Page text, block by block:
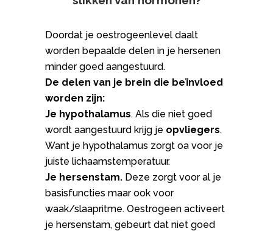
Doordat je oestrogeenlevel daalt
worden bepaalde delen in je hersenen
minder goed aangestuurd.
De delen van je brein die beïnvloed
worden zijn:
Je hypothalamus. Als die niet goed
wordt aangestuurd krijg je opvliegers.
Want je hypothalamus zorgt oa voor je
juiste lichaamstemperatuur.
Je hersenstam. Deze zorgt voor al je
basisfuncties maar ook voor
waak/slaapritme. Oestrogeen activeert
je hersenstam, gebeurt dat niet goed